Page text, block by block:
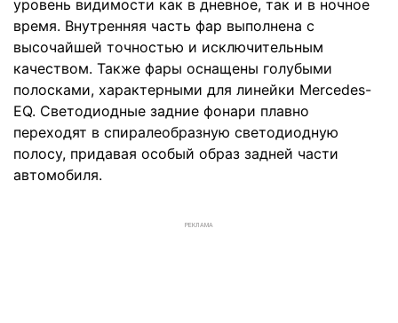
уровень видимости как в дневное, так и в ночное
время. Внутренняя часть фар выполнена с
высочайшей точностью и исключительным
качеством. Также фары оснащены голубыми
полосками, характерными для линейки Mercedes-
EQ. Светодиодные задние фонари плавно
переходят в спиралеобразную светодиодную
полосу, придавая особый образ задней части
автомобиля.
РЕКЛАМА